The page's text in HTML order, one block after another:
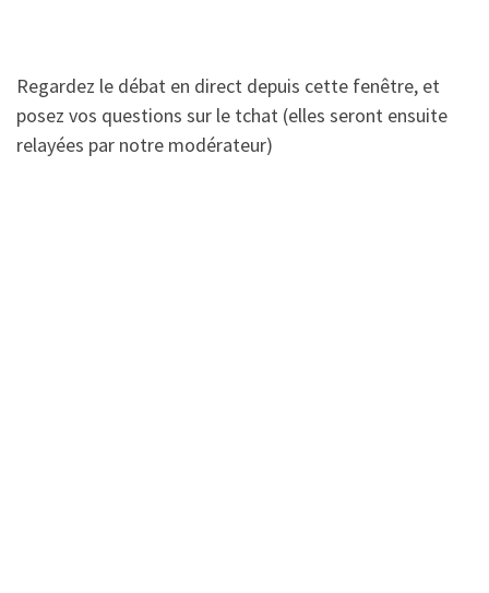
Regardez le débat en direct depuis cette fenêtre, et
posez vos questions sur le tchat (elles seront ensuite
relayées par notre modérateur)